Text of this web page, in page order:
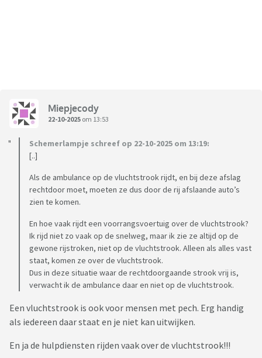
Miepjecody
22-10-2025 om 13:53
Schemerlampje schreef op 22-10-2025 om 13:19:
[..]
Als de ambulance op de vluchtstrook rijdt, en bij deze afslag
rechtdoor moet, moeten ze dus door de rij afslaande auto’s
zien te komen.
En hoe vaak rijdt een voorrangsvoertuig over de vluchtstrook?
Ik rijd niet zo vaak op de snelweg, maar ik zie ze altijd op de
gewone rijstroken, niet op de vluchtstrook. Alleen als alles vast
staat, komen ze over de vluchtstrook.
Dus in deze situatie waar de rechtdoorgaande strook vrij is,
verwacht ik de ambulance daar en niet op de vluchtstrook.
Een vluchtstrook is ook voor mensen met pech. Erg handig
als iedereen daar staat en je niet kan uitwijken.
En ja de hulpdiensten rijden vaak over de vluchtstrook!!!